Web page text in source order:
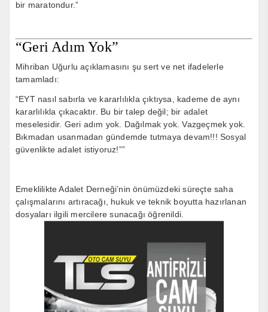
bir maratondur.”
“Geri Adım Yok”
Mihriban Uğurlu açıklamasını şu sert ve net ifadelerle
tamamladı:
“EYT nasıl sabırla ve kararlılıkla çıktıysa, kademe de aynı
kararlılıkla çıkacaktır. Bu bir talep değil; bir adalet
meselesidir. Geri adım yok. Dağılmak yok. Vazgeçmek yok.
Bıkmadan usanmadan gündemde tutmaya devam!!! Sosyal
güvenlikte adalet istiyoruz!””
Emeklilikte Adalet Derneği’nin önümüzdeki süreçte saha
çalışmalarını artıracağı, hukuk ve teknik boyutta hazırlanan
dosyaları ilgili mercilere sunacağı öğrenildi.